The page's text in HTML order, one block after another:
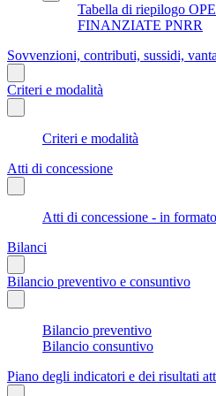
Tabella di riepilogo
FINANZIATE PNRR
Sovvenzioni, contributi, sussidi,
Criteri e modalità
Criteri e modalità
Atti di concessione
Atti di concessione - in
Bilanci
Bilancio preventivo e consuntivo
Bilancio preventivo
Bilancio consuntivo
Piano degli indicatori e dei risultati